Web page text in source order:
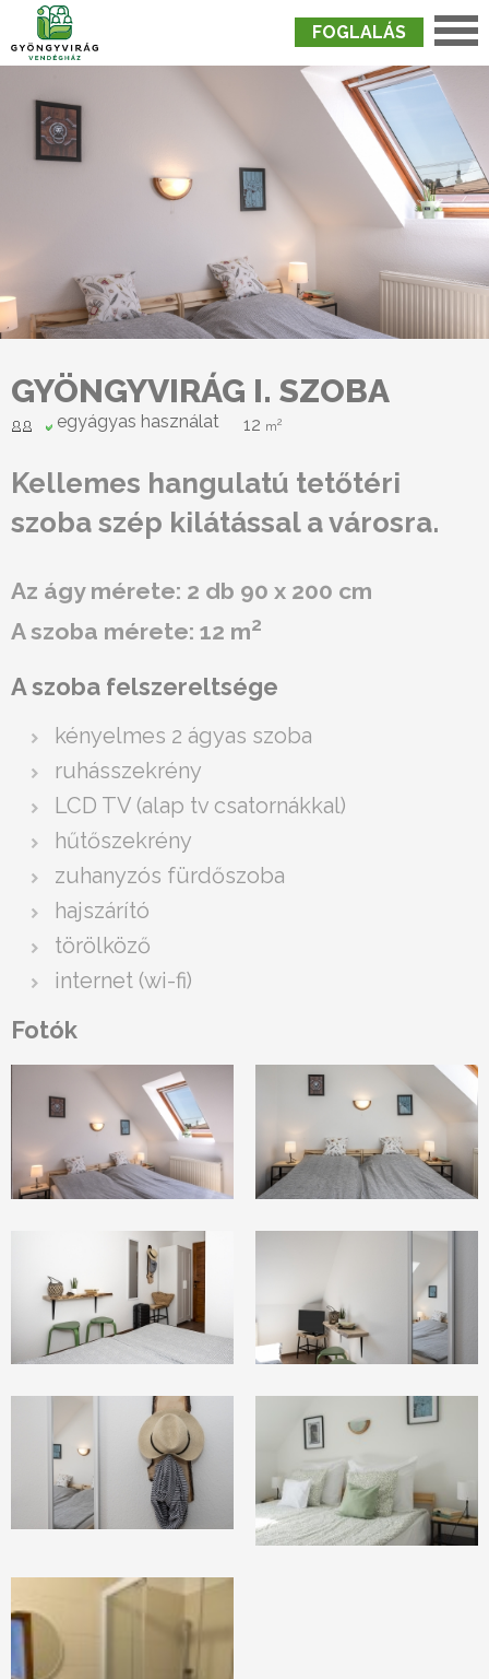
FOGLALÁS
GYÖNGYVIRÁG I. SZOBA
egyágyas használat 12 m2
Kellemes hangulatú tetőtéri
szoba szép kilátással a városra.
Az ágy mérete: 2 db 90 x 200 cm
A szoba mérete: 12 m2
A szoba felszereltsége
kényelmes 2 ágyas szoba
ruhásszekrény
LCD TV (alap tv csatornákkal)
hűtőszekrény
zuhanyzós fürdőszoba
hajszárító
törölköző
internet (wi-fi)
Fotók